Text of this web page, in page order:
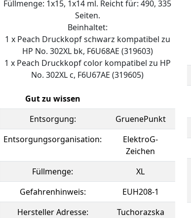
Füllmenge: 1x15, 1x14 ml. Reicht für: 490, 335
Seiten.
Beinhaltet:
1 x Peach Druckkopf schwarz kompatibel zu
HP No. 302XL bk, F6U68AE (319603)
1 x Peach Druckkopf color kompatibel zu HP
No. 302XL c, F6U67AE (319605)
Gut zu wissen
Entsorgung:
GruenePunkt
Entsorgungsorganisation:
ElektroG-
Zeichen
Füllmenge:
XL
Gefahrenhinweis:
EUH208-1
Hersteller Adresse:
Tuchorazska